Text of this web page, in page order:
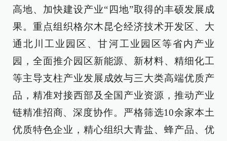
高地、加快建设产业“四地”取得的丰硕发展成
果。重点组织格尔木昆仑经济技术开发区、大
通北川工业园区、甘河工业园区等省内产业
园，全面推介园区新能源、新材料、精细化工
等主导支柱产业发展成效与三大类高端优质产
品，精准对接西部及全国产业资源，推动产业
链精准招商、深度协作。严格筛选10余家本土
优质特色企业，精心组织大青盐、蜂产品、优